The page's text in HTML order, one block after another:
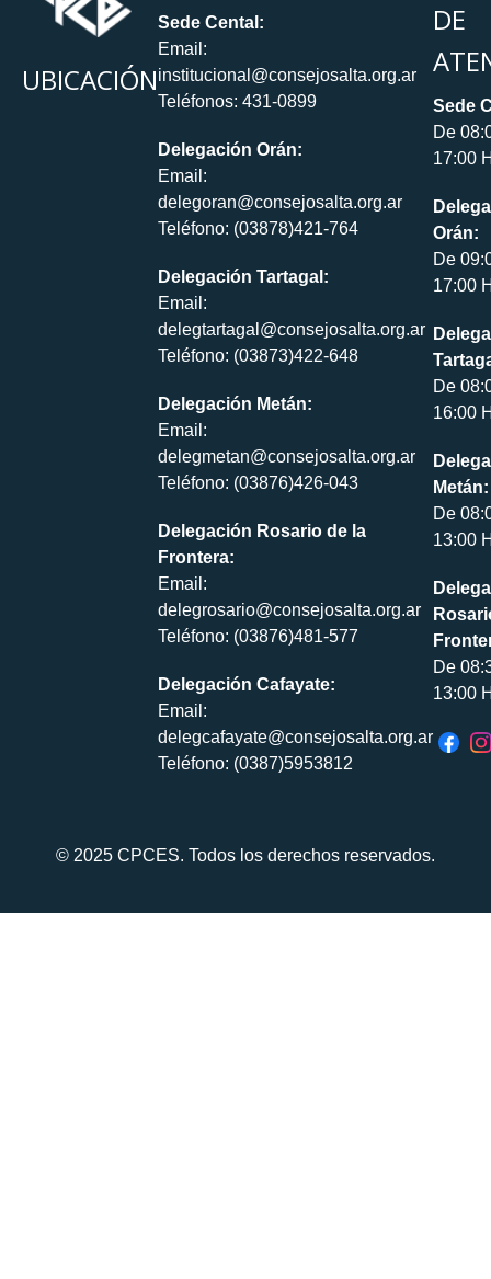
UBICACIÓN
Sede Cental:
Email:
institucional@consejosalta.org.ar
Teléfonos: 431-0899
Delegación Orán:
Email:
delegoran@consejosalta.org.ar
Teléfono: (03878)421-764
Delegación Tartagal:
Email:
delegtartagal@consejosalta.org.ar
Teléfono: (03873)422-648
Delegación Metán:
Email:
delegmetan@consejosalta.org.ar
Teléfono: (03876)426-043
Delegación Rosario de la
Frontera:
Email:
delegrosario@consejosalta.org.ar
Teléfono: (03876)481-577
Delegación Cafayate:
Email:
delegcafayate@consejosalta.org.ar
Teléfono: (0387)5953812
DE
Sede
De
17:00
Orán:
De
17:00
De
16:00
Metán:
De
13:00
De
13:00
© 2025 CPCES. Todos los derechos reservados.